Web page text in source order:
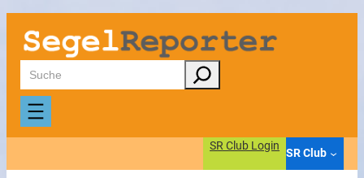
Zum
Inhalt
springen
Suchen
SR Club Login
SR Club